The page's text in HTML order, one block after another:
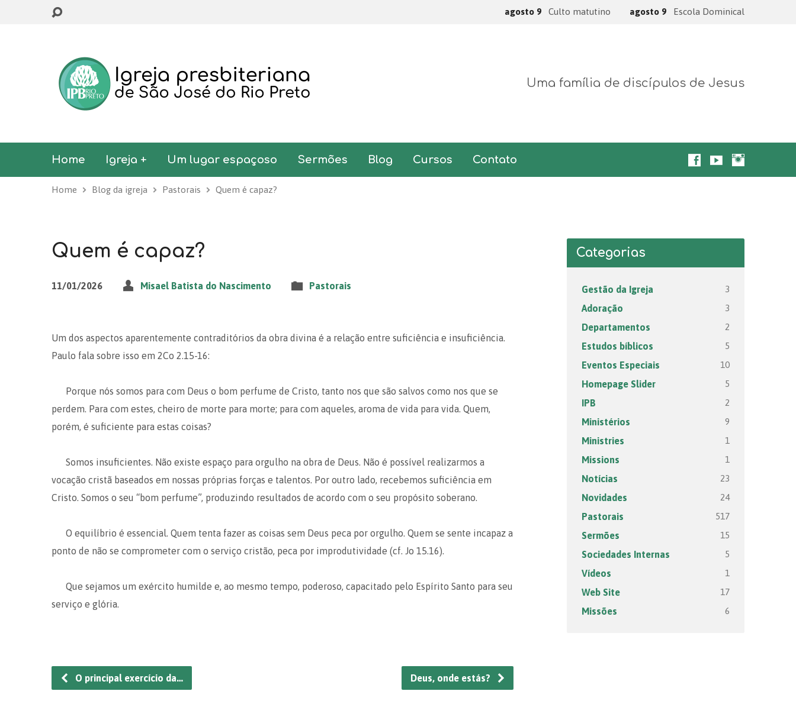
agosto 9 Culto matutino agosto 9 Escola Dominical
Uma família de discípulos de Jesus
Home Igreja + Um lugar espaçoso Sermões Blog Cursos Contato
Home Blog da igreja Pastorais Quem é capaz?
Quem é capaz?
11/01/2026 Misael Batista do Nascimento Pastorais
Um dos aspectos aparentemente contraditórios da obra divina é a relação entre suficiência e insuficiência.
Paulo fala sobre isso em 2Co 2.15-16:
Porque nós somos para com Deus o bom perfume de Cristo, tanto nos que são salvos como nos que se
perdem. Para com estes, cheiro de morte para morte; para com aqueles, aroma de vida para vida. Quem,
porém, é suficiente para estas coisas?
Somos insuficientes. Não existe espaço para orgulho na obra de Deus. Não é possível realizarmos a
vocação cristã baseados em nossas próprias forças e talentos. Por outro lado, recebemos suficiência em
Cristo. Somos o seu “bom perfume”, produzindo resultados de acordo com o seu propósito soberano.
O equilíbrio é essencial. Quem tenta fazer as coisas sem Deus peca por orgulho. Quem se sente incapaz a
ponto de não se comprometer com o serviço cristão, peca por improdutividade (cf. Jo 15.16).
Que sejamos um exército humilde e, ao mesmo tempo, poderoso, capacitado pelo Espírito Santo para seu
serviço e glória.
O principal exercício da… Deus, onde estás?
Categorias
Gestão da Igreja 3
Adoração 3
Departamentos 2
Estudos bíblicos 5
Eventos Especiais 10
Homepage Slider 5
IPB 2
Ministérios 9
Ministries 1
Missions 1
Notícias 23
Novidades 24
Pastorais 517
Sermões 15
Sociedades Internas 5
Vídeos 1
Web Site 17
Missões 6